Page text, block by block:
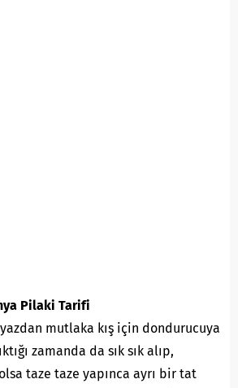
Pilaki Tarifi
mutlaka kış için dondurucuya
zamanda da sık sık alıp,
taze taze yapınca ayrı bir tat